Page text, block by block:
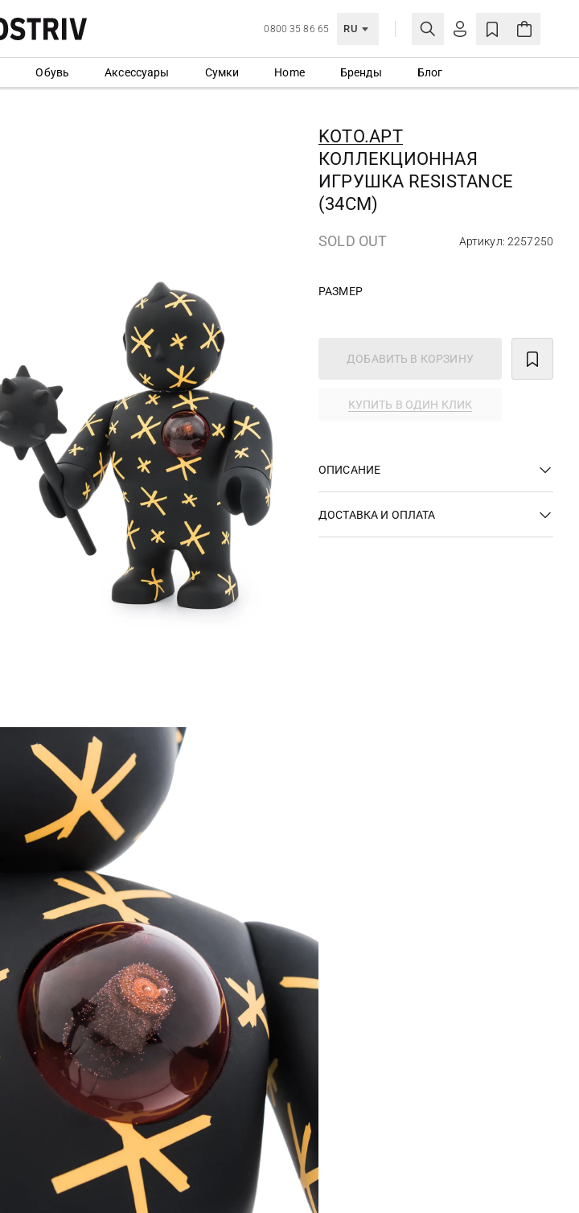
0800 35 86 65 RU
ЛИЧНЫЙ КАБИНЕТ
Еще не зарегистрированы?
СОЗДАТЬ УЧЕТНУЮ ЗАПИСЬ
Обувь Аксессуары Сумки Home Бренды Блог
KOTO.APT
КОЛЛЕКЦИОННАЯ
ИГРУШКА RESISTANCE
(34СМ)
SOLD OUT Артикул: 2257250
РАЗМЕР
ДОБАВИТЬ В КОРЗИНУ
КУПИТЬ В ОДИН КЛИК
ОПИСАНИЕ
ДОСТАВКА И ОПЛАТА